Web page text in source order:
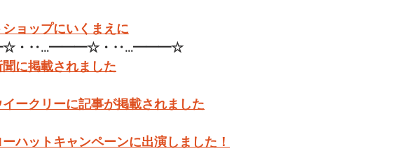
ョップにいくまえに
・‥…━━━☆・‥…━━━☆
に掲載されました
ークリーに記事が掲載されました
ハットキャンペーンに出演しました！